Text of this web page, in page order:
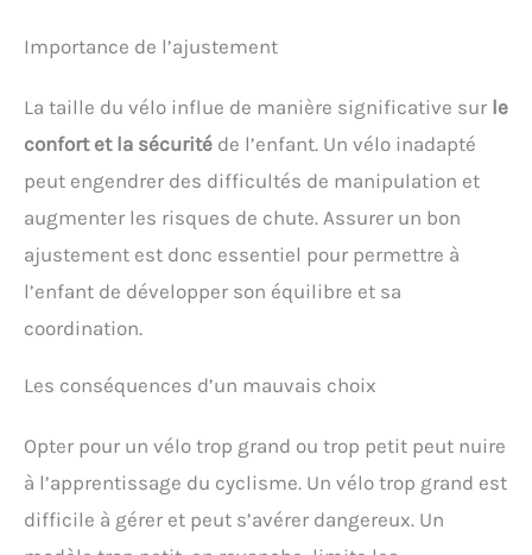
Importance de l’ajustement
La taille du vélo influe de manière significative sur le
confort et la sécurité de l’enfant. Un vélo inadapté
peut engendrer des difficultés de manipulation et
augmenter les risques de chute. Assurer un bon
ajustement est donc essentiel pour permettre à
l’enfant de développer son équilibre et sa
coordination.
Les conséquences d’un mauvais choix
Opter pour un vélo trop grand ou trop petit peut nuire
à l’apprentissage du cyclisme. Un vélo trop grand est
difficile à gérer et peut s’avérer dangereux. Un